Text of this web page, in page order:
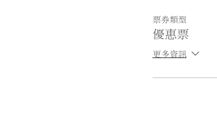
票券類型
優惠票
更多資訊